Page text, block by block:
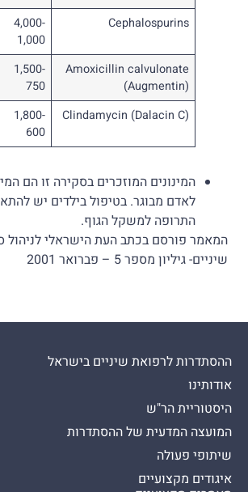
Cephalospurins
4,000-
1,000
Amoxicillin calvulonate
(Augmentin)
1,500-
750
Clindamycin (Dalacin C)
1,800-
600
המינונים המוזכרים בסקירה זו הם
לאדם מבוגר. בטיפול בילדים יש
התרופה למשקל הגוף.
המאמר פורסם בכתב העת הישראלי לניהול
שיניים- גיליון מספר 5 – פברואר 2001
ההסתדרות לרפואת שיניים בישראל
אודותינו
היסטוריית הר"ש
המועצה המדעית של ההסתדרות
שיתופי פעולה
איגודים מקצועיים